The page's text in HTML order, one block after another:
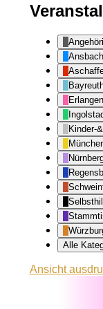
Ansbach
Erlangen
Kinder-
Alle
Ansicht